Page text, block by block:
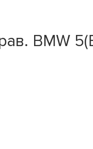
BMW